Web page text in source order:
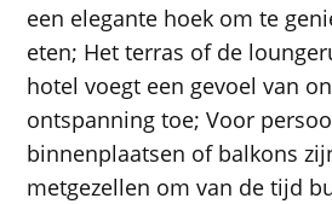
een elegante hoek om te
eten; Het terras of de
hotel voegt een gevoel van
ontspanning toe; Voor
binnenplaatsen of balkons
metgezellen om van de tijd